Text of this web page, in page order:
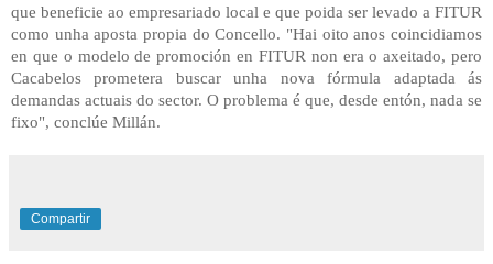
que beneficie ao empresariado local e que poida ser levado a FITUR
como unha aposta propia do Concello. "Hai oito anos coincidiamos
en que o modelo de promoción en FITUR non era o axeitado, pero
Cacabelos prometera buscar unha nova fórmula adaptada ás
demandas actuais do sector. O problema é que, desde entón, nada se
fixo", conclúe Millán.
Compartir